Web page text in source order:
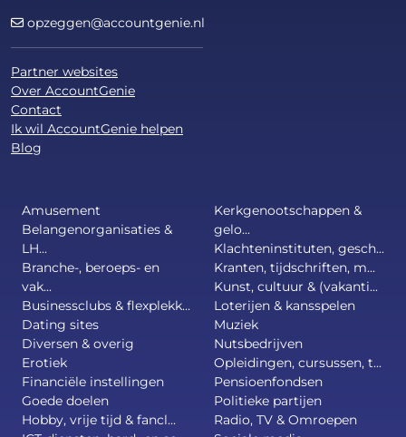
opzeggen@accountgenie.nl
Partner websites
Over AccountGenie
Contact
Ik wil AccountGenie helpen
Blog
Amusement
Belangenorganisaties &
LH...
Branche-, beroeps- en
vak...
Businessclubs & flexplekk...
Dating sites
Diversen & overig
Erotiek
Financiële instellingen
Goede doelen
Hobby, vrije tijd & fancl...
Kerkgenootschappen &
gelo...
Klachteninstituten, gesch...
Kranten, tijdschriften, m...
Kunst, cultuur & (vakanti...
Loterijen & kansspelen
Muziek
Nutsbedrijven
Opleidingen, cursussen, t...
Pensioenfondsen
Politieke partijen
Radio, TV & Omroepen